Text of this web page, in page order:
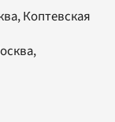
Коптевская
,